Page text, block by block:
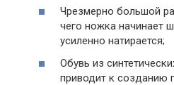
Чрезмерно большой
чего ножка начинает
усиленно натирается;
Обувь из
приводит к созданию